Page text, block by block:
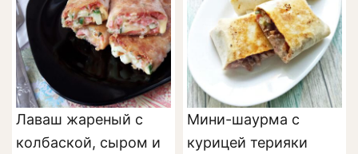
Лаваш жареный с
колбаской, сыром и
Мини-шаурма с
курицей терияки